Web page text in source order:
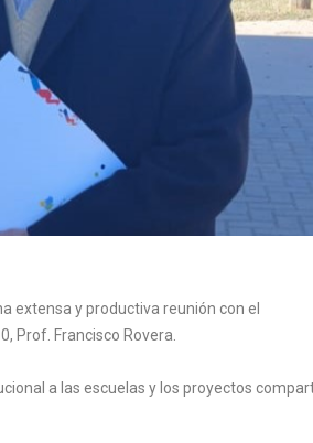
extensa y productiva reunión con el
Prof. Francisco Rovera.
a las escuelas y los proyectos